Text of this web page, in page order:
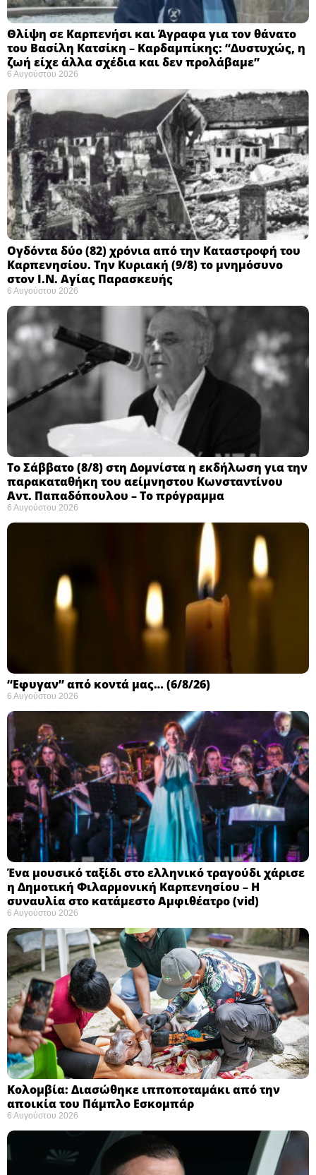
Θλίψη σε Καρπενήσι και Άγραφα για τον θάνατο
του Βασίλη Κατσίκη – Καρδαμπίκης: “Δυστυχώς, η
ζωή είχε άλλα σχέδια και δεν προλάβαμε”
6 Αυγούστου 2026
Ογδόντα δύο (82) χρόνια από την Καταστροφή του
Καρπενησίου. Την Κυριακή (9/8) το μνημόσυνο
στον Ι.Ν. Αγίας Παρασκευής
6 Αυγούστου 2026
Το Σάββατο (8/8) στη Δομνίστα η εκδήλωση για την
παρακαταθήκη του αείμνηστου Κωνσταντίνου
Αντ. Παπαδόπουλου – Το πρόγραμμα
6 Αυγούστου 2026
“Εφυγαν” από κοντά μας… (6/8/26)
6 Αυγούστου 2026
Ένα μουσικό ταξίδι στο ελληνικό τραγούδι χάρισε
η Δημοτική Φιλαρμονική Καρπενησίου – Η
συναυλία στο κατάμεστο Αμφιθέατρο (vid)
6 Αυγούστου 2026
Κολομβία: Διασώθηκε ιπποποταμάκι από την
αποικία του Πάμπλο Εσκομπάρ ​
6 Αυγούστου 2026